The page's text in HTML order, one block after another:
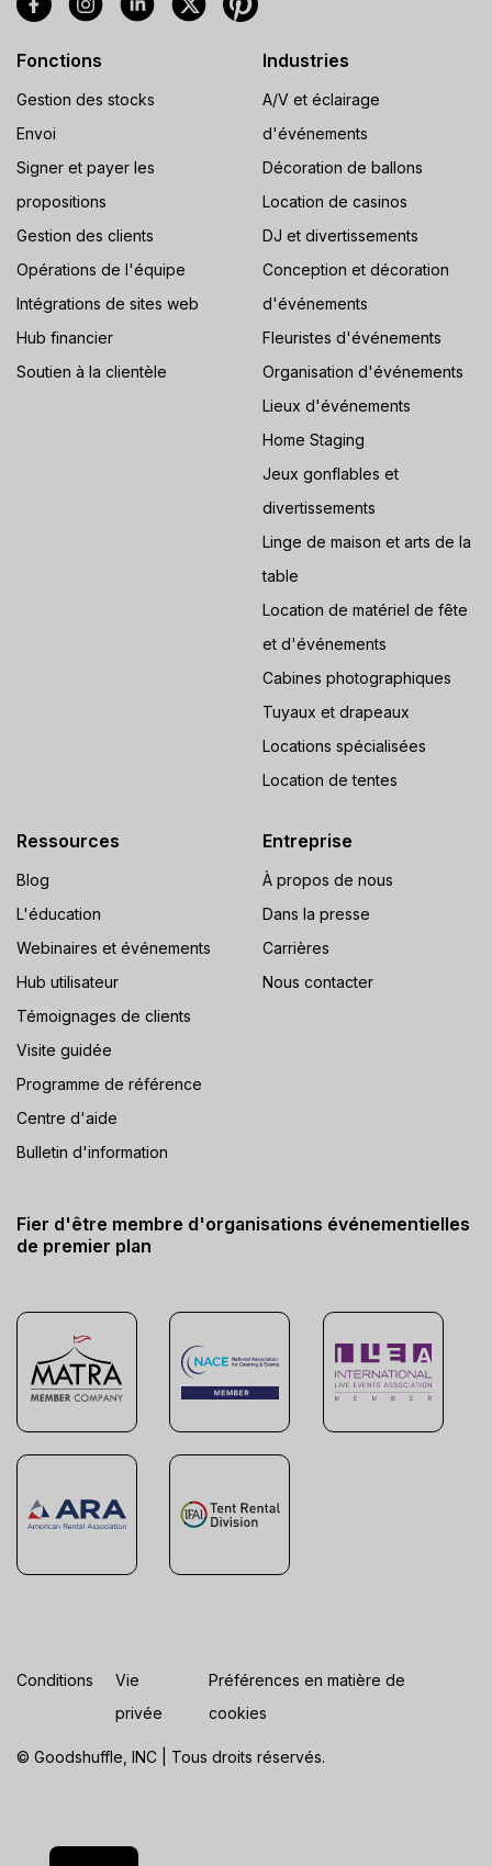
Fonctions
Gestion des stocks
Envoi
Signer et payer les
propositions
Gestion des clients
Opérations de l'équipe
Intégrations de sites web
Hub financier
Soutien à la clientèle
Industries
A/V et éclairage
d'événements
Décoration de ballons
Location de casinos
DJ et divertissements
Conception et décoration
d'événements
Fleuristes d'événements
Organisation d'événements
Lieux d'événements
Home Staging
Jeux gonflables et
divertissements
Linge de maison et arts de la
table
Location de matériel de fête
et d'événements
Cabines photographiques
Tuyaux et drapeaux
Locations spécialisées
Location de tentes
Ressources
Blog
L'éducation
Webinaires et événements
Hub utilisateur
Témoignages de clients
Visite guidée
Programme de référence
Centre d'aide
Bulletin d'information
Entreprise
À propos de nous
Dans la presse
Carrières
Nous contacter
Fier d'être membre d'organisations événementielles
de premier plan
© Goodshuffle, INC | Tous droits réservés.
Conditions
Vie
privée
Préférences en matière de
cookies